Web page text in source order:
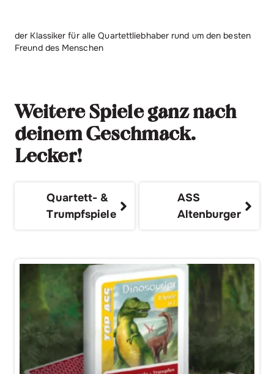
der Klassiker für alle Quartettliebhaber rund um den besten
Freund des Menschen
Weitere Spiele ganz nach
deinem Geschmack.
Lecker!
Quartett- &
Trumpfspiele
ASS
Altenburger